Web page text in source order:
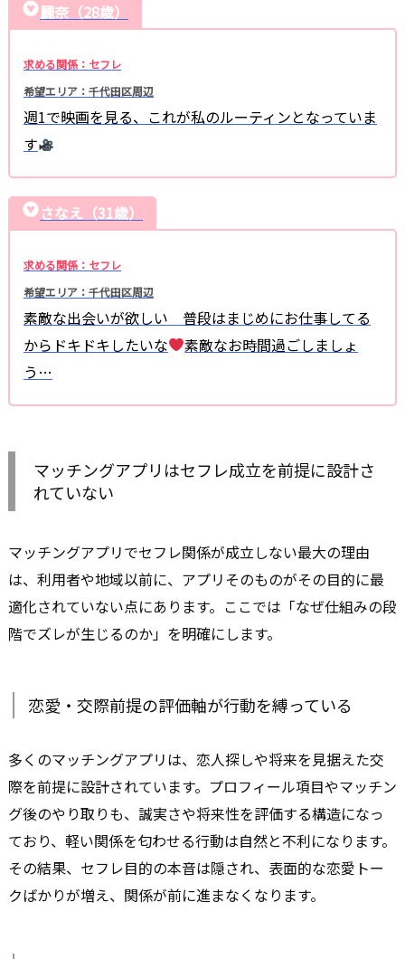
麗奈（28歳）
求める関係：セフレ
希望エリア：千代田区周辺
週1で映画を見る、これが私のルーティンとなっていま
す
さなえ（31歳）
求める関係：セフレ
希望エリア：千代田区周辺
素敵な出会いが欲しい 普段はまじめにお仕事してる
からドキドキしたいな
素敵なお時間過ごしましょ
う…
マッチングアプリはセフレ成立を前提に設計さ
れていない
マッチングアプリでセフレ関係が成立しない最大の理由
は、利用者や地域以前に、アプリそのものがその目的に最
適化されていない点にあります。ここでは「なぜ仕組みの段
階でズレが生じるのか」を明確にします。
恋愛・交際前提の評価軸が行動を縛っている
多くのマッチングアプリは、恋人探しや将来を見据えた交
際を前提に設計されています。プロフィール項目やマッチン
グ後のやり取りも、誠実さや将来性を評価する構造になっ
ており、軽い関係を匂わせる行動は自然と不利になります。
その結果、セフレ目的の本音は隠され、表面的な恋愛トー
クばかりが増え、関係が前に進まなくなります。